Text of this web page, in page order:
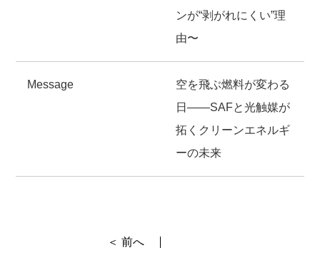
ンが“剥がれにくい”理
由〜
Message
空を飛ぶ燃料が変わる
日――SAFと光触媒が
拓くクリーンエネルギ
ーの未来
＜ 前へ